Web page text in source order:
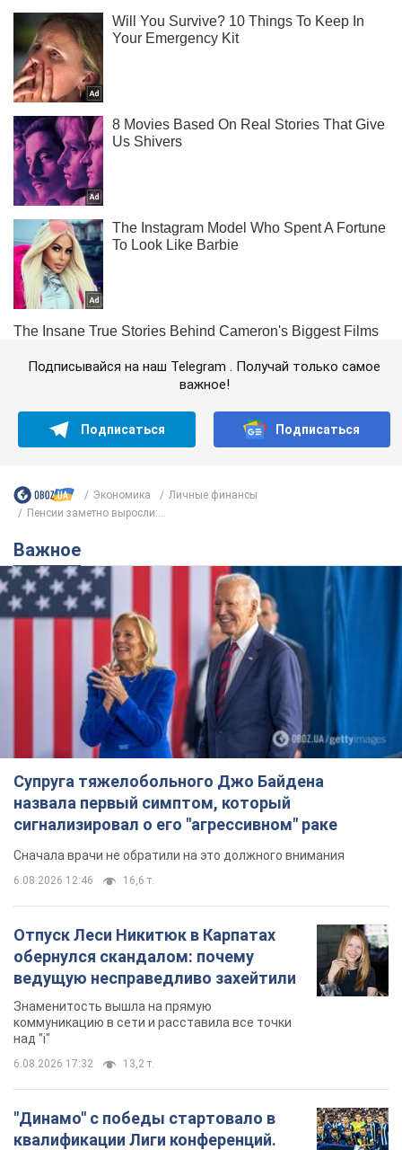
Подписывайся на наш Telegram . Получай только самое
важное!
Подписаться Подписаться
Экономика
Личные финансы
Пенсии заметно выросли:...
Важное
Супруга тяжелобольного Джо Байдена
назвала первый симптом, который
сигнализировал о его "агрессивном" раке
Сначала врачи не обратили на это должного внимания
6.08.2026 12:46 16,6 т.
Отпуск Леси Никитюк в Карпатах
обернулся скандалом: почему
ведущую несправедливо захейтили
Знаменитость вышла на прямую
коммуникацию в сети и расставила все точки
над "i"
6.08.2026 17:32 13,2 т.
"Динамо" с победы стартовало в
квалификации Лиги конференций.